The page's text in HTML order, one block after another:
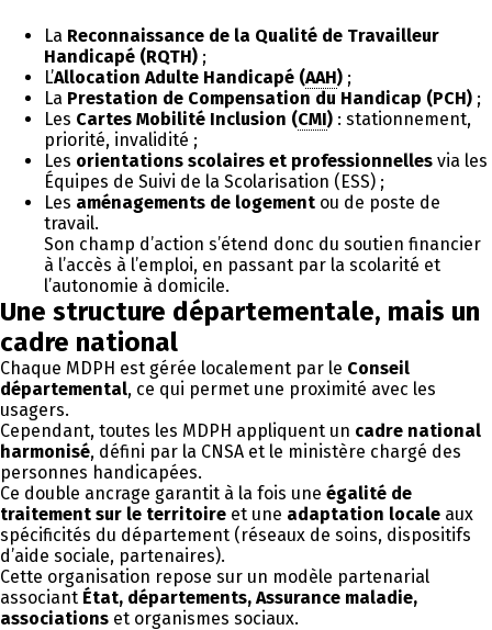
La Reconnaissance de la Qualité de Travailleur
Handicapé (RQTH) ;
L’Allocation Adulte Handicapé (AAH) ;
La Prestation de Compensation du Handicap (PCH) ;
Les Cartes Mobilité Inclusion (CMI) : stationnement,
priorité, invalidité ;
Les orientations scolaires et professionnelles via les
Équipes de Suivi de la Scolarisation (ESS) ;
Les aménagements de logement ou de poste de
travail.
Son champ d’action s’étend donc du soutien financier
à l’accès à l’emploi, en passant par la scolarité et
l’autonomie à domicile.
Une structure départementale, mais un
cadre national
Chaque MDPH est gérée localement par le Conseil
départemental, ce qui permet une proximité avec les
usagers.
Cependant, toutes les MDPH appliquent un cadre national
harmonisé, défini par la CNSA et le ministère chargé des
personnes handicapées.
Ce double ancrage garantit à la fois une égalité de
traitement sur le territoire et une adaptation locale aux
spécificités du département (réseaux de soins, dispositifs
d’aide sociale, partenaires).
Cette organisation repose sur un modèle partenarial
associant État, départements, Assurance maladie,
associations et organismes sociaux.